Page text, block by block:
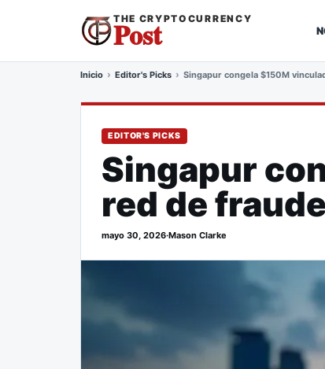
THE CRYPTOCURRENCY
Post
Inicio Editor's Picks Singapur congela $150M
EDITOR'S PICKS
Singapur
red de
mayo 30, 2026·Mason Clarke